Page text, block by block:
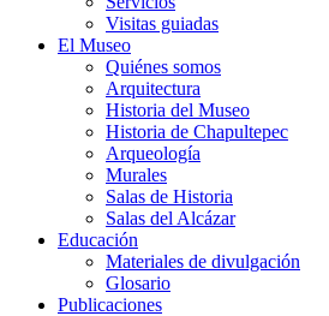
Visitas guiadas
El Museo
Quiénes somos
Arquitectura
Historia del Museo
Historia de Chapultepec
Arqueología
Murales
Salas de Historia
Salas del Alcázar
Educación
Materiales de divulgación
Glosario
Publicaciones